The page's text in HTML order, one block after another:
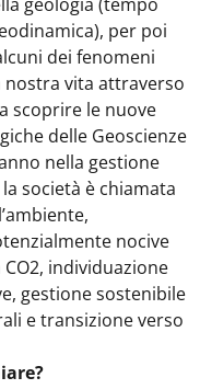
per poi
dei fenomeni
nostra vita attraverso
scoprire le nuove
delle Geoscienze
nella gestione
società è chiamata
nocive
individuazione
gestione sostenibile
e transizione verso